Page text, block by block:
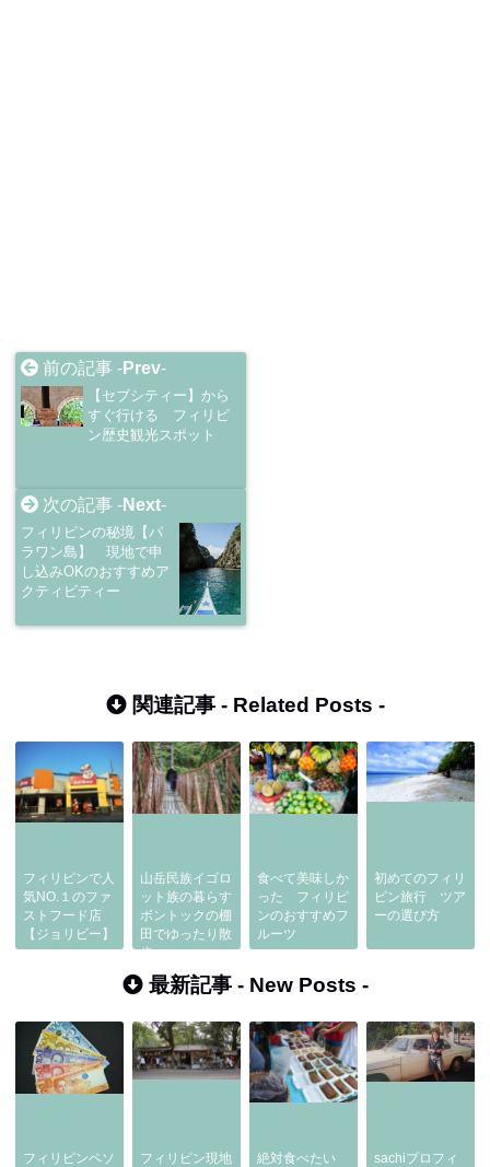
前の記事 -Prev-
【セブシティー】から
すぐ行ける フィリピ
ン歴史観光スポット
次の記事 -Next-
フィリピンの秘境【パ
ラワン島】 現地で申
し込みOKのおすすめア
クティビティー
関連記事 - Related Posts -
フィリピンで人
気NO.１のファ
ストフード店
【ジョリビー】
山岳民族イゴロ
ット族の暮らす
ボントックの棚
田でゆったり散
歩
食べて美味しか
った フィリピ
ンのおすすめフ
ルーツ
初めてのフィリ
ピン旅行 ツア
ーの選び方
最新記事 - New Posts -
フィリピンペソ
フィリピン現地
絶対食べたい
sachiプロフィ